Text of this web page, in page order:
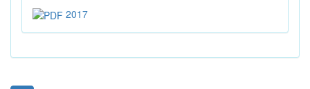
2017